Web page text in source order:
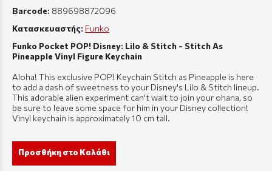
Barcode: 889698872096
Κατασκευαστής: Funko
Funko Pocket POP! Disney: Lilo & Stitch - Stitch As
Pineapple Vinyl Figure Keychain
Aloha! This exclusive POP! Keychain Stitch as Pineapple is here
to add a dash of sweetness to your Disney's Lilo & Stitch lineup.
This adorable alien experiment can't wait to join your ohana, so
be sure to leave some space for him in your Disney collection!
Vinyl keychain is approximately 10 cm tall.
Προσθήκη στο Καλάθι